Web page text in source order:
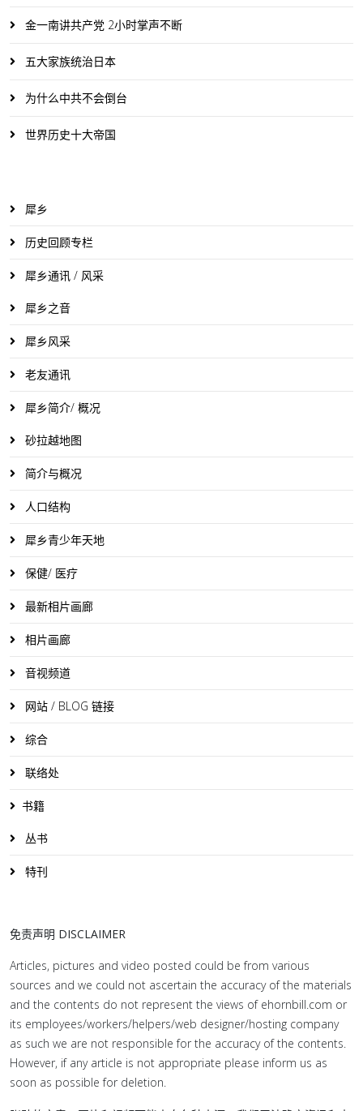
金一南讲共产党 2小时掌声不断
五大家族统治日本
为什么中共不会倒台
世界历史十大帝国
犀乡
历史回顾专栏
犀乡通讯 / 风采
犀乡之音
犀乡风采
老友通讯
犀乡简介/ 概况
砂拉越地图
简介与概况
人口结构
犀乡青少年天地
保健/ 医疗
最新相片画廊
相片画廊
音视频道
网站 / BLOG 链接
综合
联络处
书籍
丛书
特刊
免责声明 DISCLAIMER
Articles, pictures and video posted could be from various
sources and we could not ascertain the accuracy of the materials
and the contents do not represent the views of ehornbill.com or
its employees/workers/helpers/web designer/hosting company
as such we are not responsible for the accuracy of the contents.
However, if any article is not appropriate please inform us as
soon as possible for deletion.